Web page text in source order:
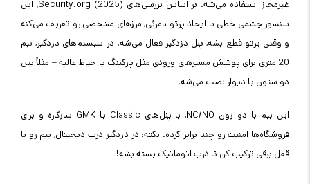
غیرمجاز استفاده می‌شه. بر اساس بررسی‌های Security.org (2025), این
سنسور چشمی خطی با ایجاد پرتو نامرئی, مرزهای مشخصی رو تعریف می‌کنه
و وقتی پرتو قطع بشه, پنل دزدگیر فعال می‌شه. در سیستم‌های دزدگیر, بیم
20 متری برای پوشش مسیرهای ورودی مثل پارکینگ یا حیاط عالیه – مثلاً بین
دو ستون یا دیوار نصب می‌شه.
این بیم با دو زون NC/NO, با پنل‌های Classic یا GMK سازگاره و برای
فروشگاه‌ها امنیت رو چند برابر کرده. نکته: در دزدگیر درب دیجیتال, بیم رو با
قفل برقی ترکیب کن تا درب اتوماتیک بسته بشه!